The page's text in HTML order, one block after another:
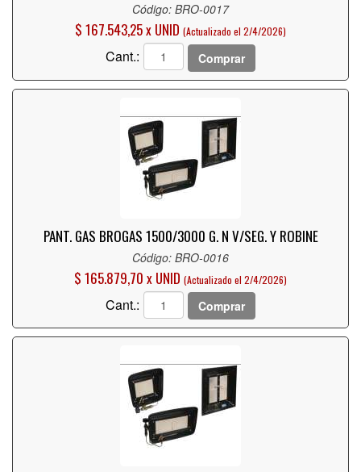
Código: BRO-0017
$ 167.543,25 x UNID (Actualizado el 2/4/2026)
Cant.: Comprar
PANT. GAS BROGAS 1500/3000 G. N V/SEG. Y ROBINE
Código: BRO-0016
$ 165.879,70 x UNID (Actualizado el 2/4/2026)
Cant.: Comprar